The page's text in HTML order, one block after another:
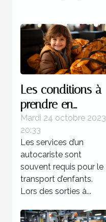
Les conditions à
prendre en
compte lors d’un
transport
d’enfants
Mardi 24 octobre 2023
20:33
Les services d’un
autocariste sont
souvent requis pour le
transport d’enfants.
Lors des sorties à...